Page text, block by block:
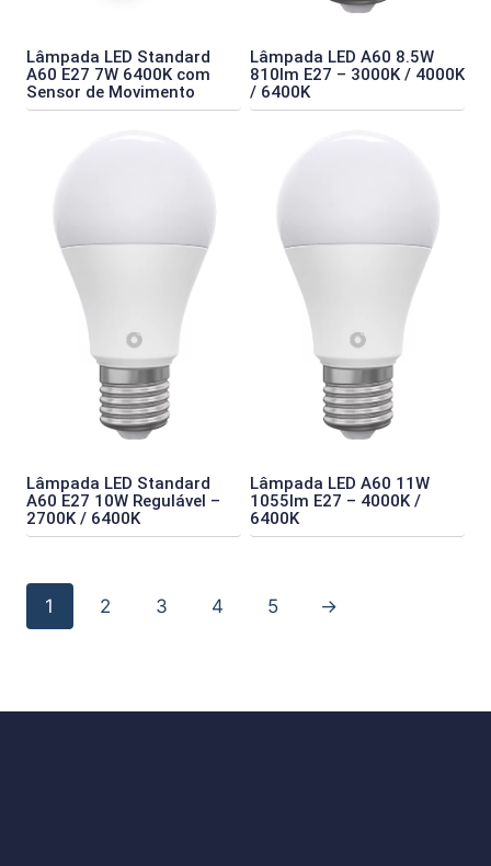
Lâmpada LED Standard
A60 E27 7W 6400K com
Sensor de Movimento
Lâmpada LED A60 8.5W
810lm E27 – 3000K / 4000K
/ 6400K
Lâmpada LED Standard
A60 E27 10W Regulável –
2700K / 6400K
Lâmpada LED A60 11W
1055lm E27 – 4000K /
6400K
1 2 3 4 5 →